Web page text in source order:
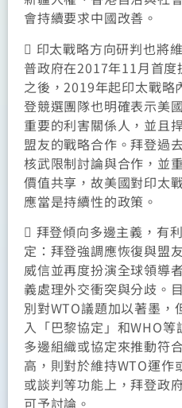
會持續要求中國改善。
 印太戰略方向研判也將
普政府在2017年11月首
之後，2019年起印太戰略
登競選團隊也明確表示美
重要的利害關係人，並且
盟友的戰略合作。拜登過
核武限制討論與合作，並
價值共享，故美國對印太
應當是持續性的政策。
 拜登傾向多邊主義，有
定：拜登強調應恢復與盟
威信並再度扮演全球領導
義處理外交衝突與分歧。
別對WTO議題加以著墨，
入「巴黎協定」和WHO
多邊組織或協定來推動符
高，則對於維持WTO運作
或談判等功能上，拜登政
可予討論。